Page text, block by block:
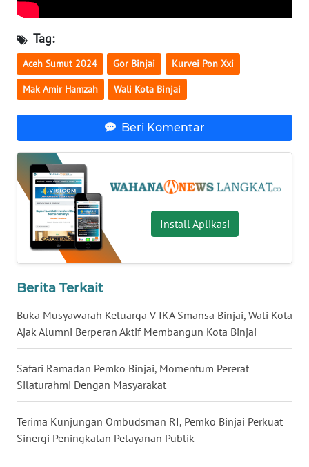
Tag:
Aceh Sumut 2024 Gor Binjai Kurvei Pon Xxi
Mak Amir Hamzah Wali Kota Binjai
Beri Komentar
Install Aplikasi
Berita Terkait
Buka Musyawarah Keluarga V IKA Smansa Binjai, Wali Kota
Ajak Alumni Berperan Aktif Membangun Kota Binjai
Safari Ramadan Pemko Binjai, Momentum Pererat
Silaturahmi Dengan Masyarakat
Terima Kunjungan Ombudsman RI, Pemko Binjai Perkuat
Sinergi Peningkatan Pelayanan Publik
KALTARA
WN
KALSEL
KALTIM
WN
SULSEL
WN
GORONTALO
WN
WN
MALUKU
WN
MALUT
WN